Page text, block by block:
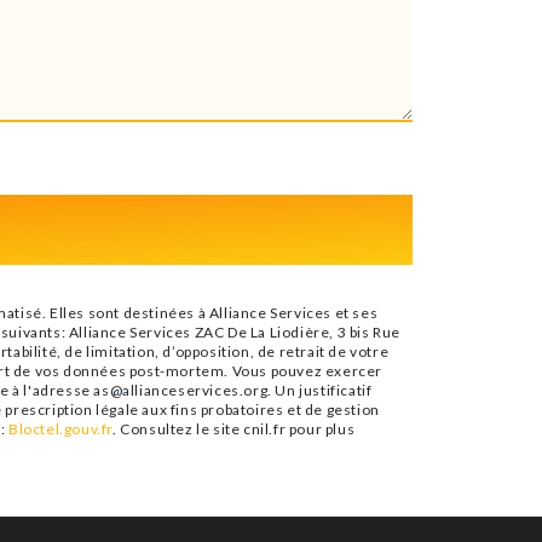
Elles sont destinées à Alliance Services et ses
Alliance Services ZAC De La Liodière, 3 bis Rue
de limitation, d’opposition, de retrait de votre
de vos données post-mortem. Vous pouvez exercer
à l'adresse as@allianceservices.org. Un justificatif
légale aux fins probatoires et de gestion
Bloctel.gouv.fr . Consultez le site cnil.fr pour plus